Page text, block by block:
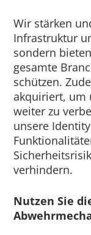
Wir stärken
Infrastruktur
sondern
gesamte
schützen.
akquiriert, um
weiter zu
unsere
verhindern.
Nutzen Sie